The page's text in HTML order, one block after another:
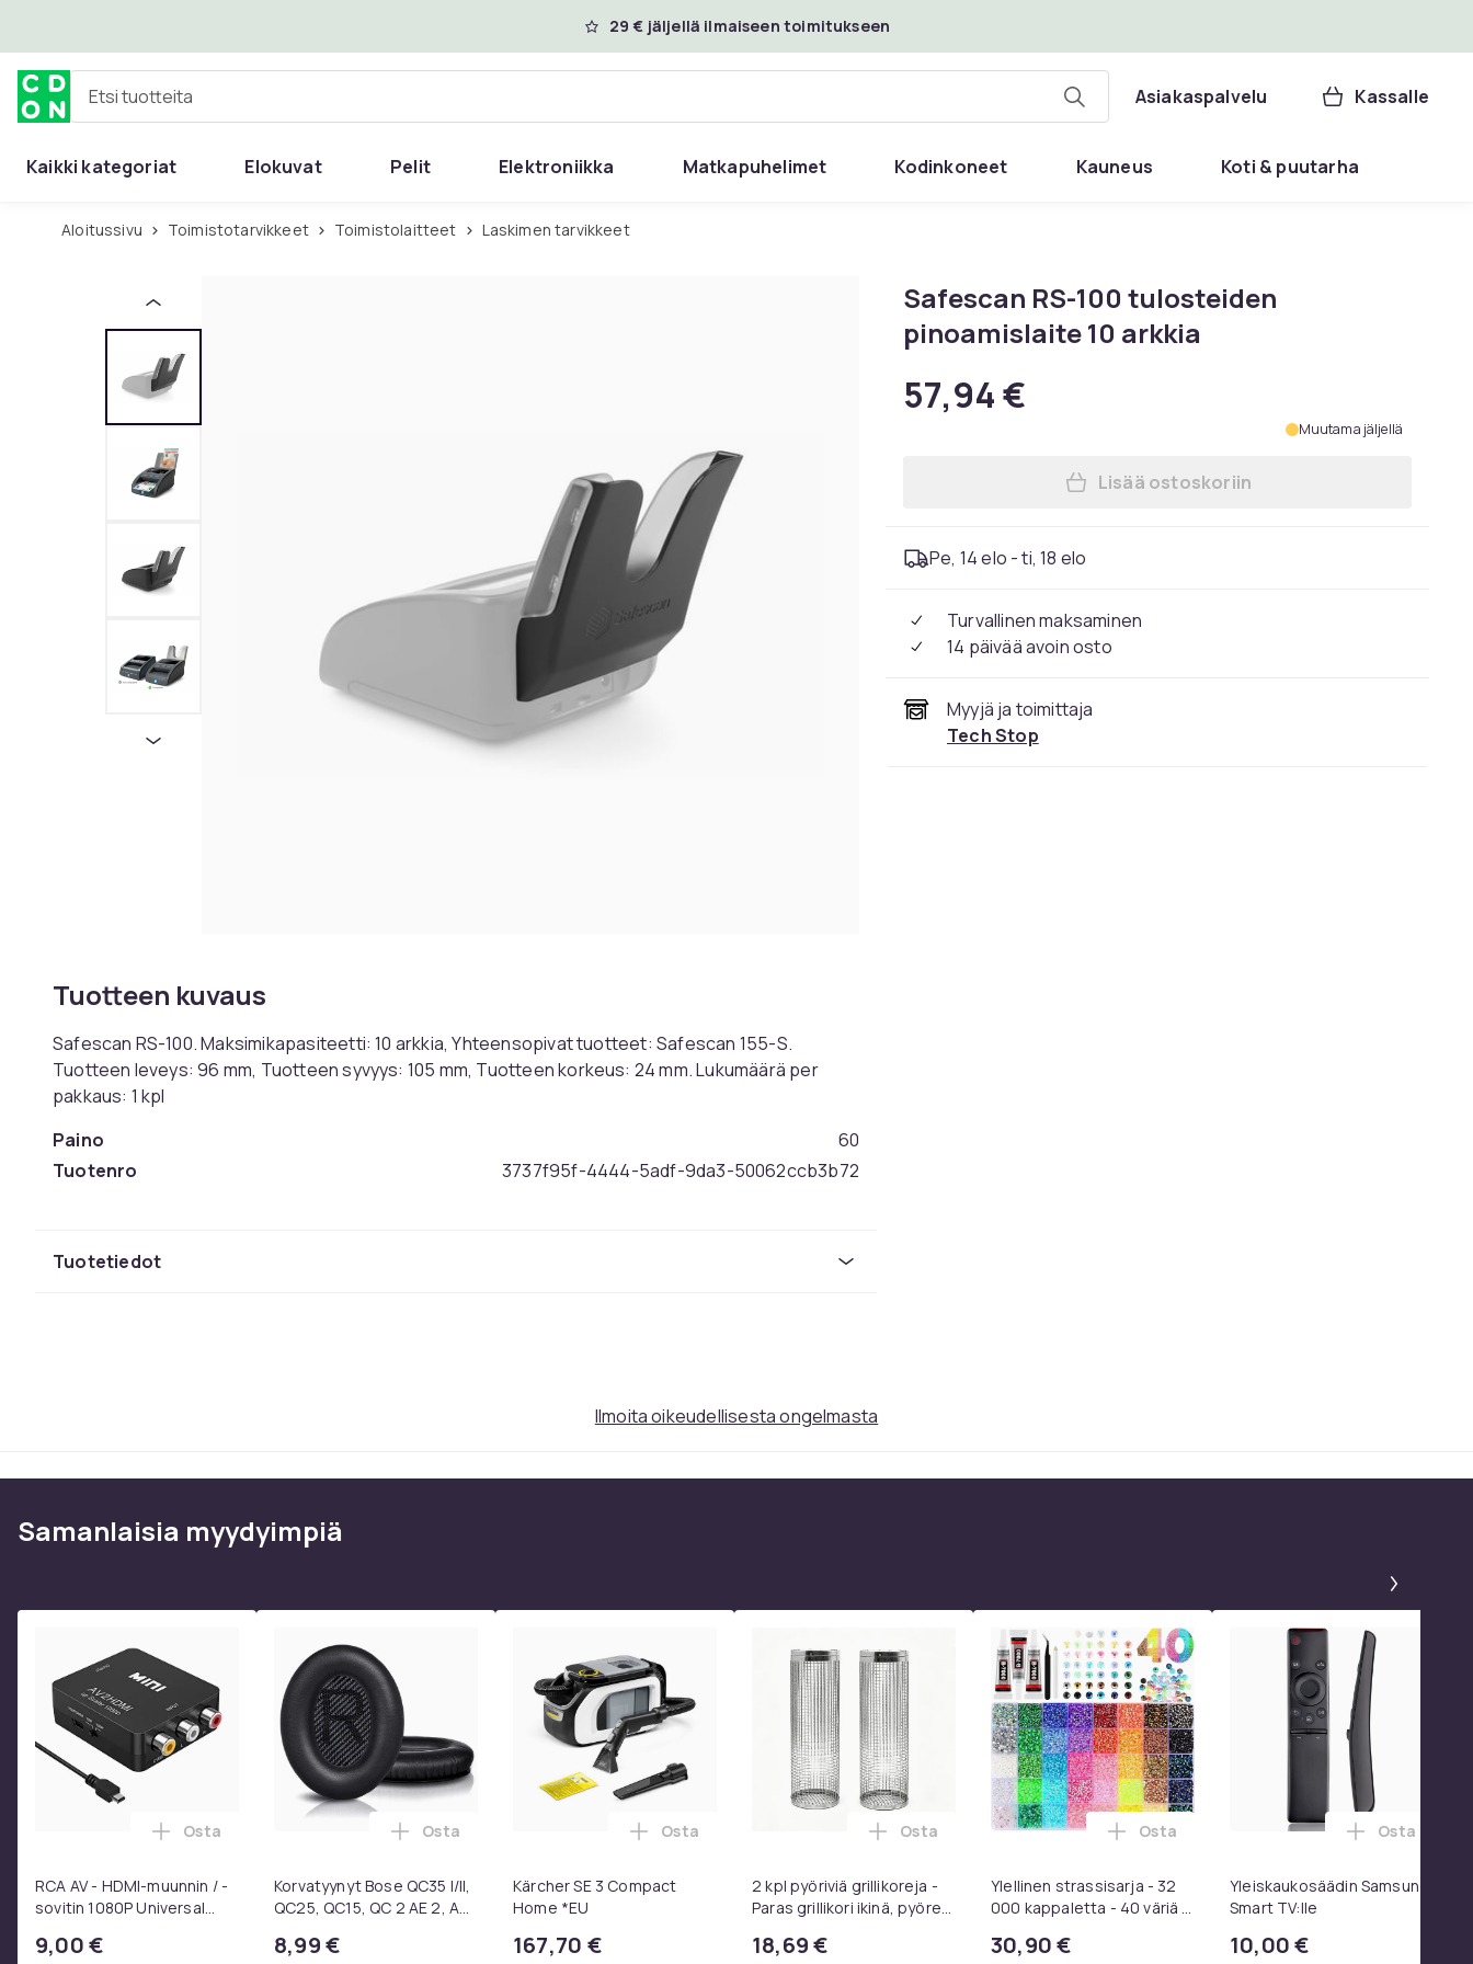
29 € jäljellä ilmaiseen toimitukseen
Etsi tuotteita Asiakaspalvelu Kassalle
Kaikki kategoriat Elokuvat Pelit Elektroniikka Matkapuhelimet Kodinkoneet Kauneus Koti & puutarha
Aloitussivu Toimistotarvikkeet Toimistolaitteet Laskimen tarvikkeet
Tuotteen kuvaus
Safescan RS-100. Maksimikapasiteetti: 10 arkkia, Yhteensopivat tuotteet: Safescan 155-S.
Tuotteen leveys: 96 mm, Tuotteen syvyys: 105 mm, Tuotteen korkeus: 24 mm. Lukumäärä per
pakkaus: 1 kpl
Paino
60
Tuotenro
3737f95f-4444-5adf-9da3-50062ccb3b72
Tuotetiedot
Safescan RS-100 tulosteiden
pinoamislaite 10 arkkia
57,94 €
Muutama jäljellä
Lisää Safescan RS-100
Lisää ostoskoriin
Pe, 14 elo - ti, 18 elo
Turvallinen maksaminen
14 päivää avoin osto
Myyjä ja toimittaja
Tech Stop
Ilmoita oikeudellisesta ongelmasta
Samanlaisia ​​myydyimpiä
RCA AV - HDMI-muunnin / -
sovitin 1080P Universal
9,00 €
Lisää RCA AV - HDMI-muunnin / -sovitin 1080P Universal Musta ostoskoriin
Osta
Korvatyynyt Bose QC35 I/II,
QC25, QC15, QC 2 AE 2, AE
SoundLink Black
8,99 €
Lisää Korvatyynyt Bose QC35 I/II, QC25, QC15, QC 2 AE 2, AE 2i, AE 2w, SoundTrue, SoundLink Black ostoskoriin
Osta
Kärcher SE 3 Compact
Home *EU
167,70 €
Lisää Kärcher SE 3 Compact Home *EU ostoskoriin
Osta
2 kpl pyöriviä grillikoreja -
Paras grillikori ikinä, pyöreä
teräksestä valmistettu
18,69 €
Lisää 2 kpl pyöriviä grillikoreja - Paras grillikori ikinä, pyöreä
Osta
Ylellinen strassisarja - 32
000 kappaletta - 40 väriä -
strassit - koko 3mm - Liima
30,90 €
Lisää Ylellinen strassisarja - 32 000
Osta
Yleiskaukosäädin Samsung
Smart TV:lle
10,00 €
Lisää
Osta